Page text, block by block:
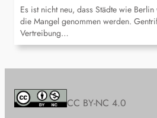
Es ist nicht neu, dass Städte wie
die Mangel genommen werden.
Vertreibung…
CC BY-NC 4.0